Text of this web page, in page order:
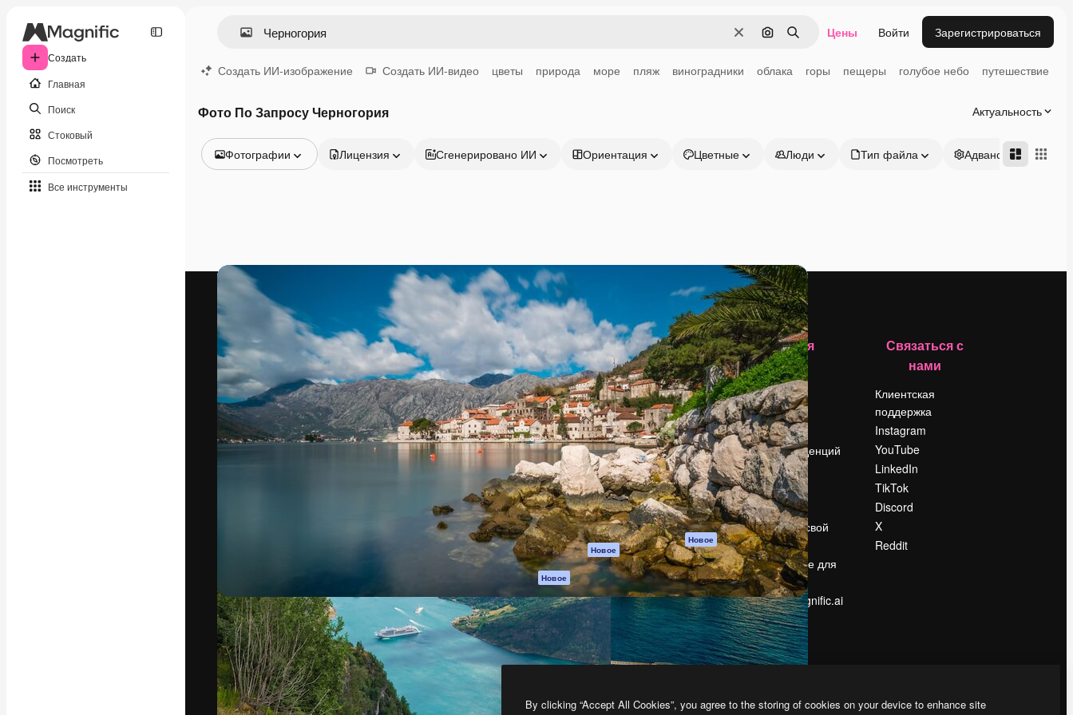
Создать
Главная
Поиск
Стоковый
Посмотреть
Все инструменты
ОчиститьПоиск по изображению
Поиск Цены Войти Зарегистрироваться
Создать ИИ-изображение Создать ИИ-видео цветы природа море пляж виноградники облака горы пещеры голубое небо путешествие
Фото По Запросу Черногория Актуальность
Фотографии
Видео
Видеоролик
Моушн-дизайн
Видеошаблоны
Иконки
3D-модели
Шрифты
Лицензия Сгенерировано ИИ Ориентация Цветные Люди Тип файла Адвансд
Креативная платформа для создания
ваших лучших работ. Более 1 миллиона
подписчиков среди креаторов,
предприятий, агентств и студий.
Pусский
Продукция
Spaces
ИИ-помощник
Генератор
изображений ИИ
Генератор видео
ИИ
Генератор голоса
на основе ИИ
Стоковый контент
MCP для
Claude/ChatGPT
Новое
Агенты Новое
API
Мобильное
приложение
Все инструменты
Magnific
Начать
Academy
Документация по
Пакету ИИ
Служба
поддержки
Условия и
положения
Политика
конфиденциальности
Оригиналы Новое
Политика файлов
cookie
Центр доверия
Партнеры
Предприятие
Компания
Цены
О нас
Reviews
Вакансии
Поиск тенденций
Блог
События
Slidesgo
Продайте свой
контент
Помещение для
прессы
Ищете magnific.ai
Связаться с
нами
Клиентская
поддержка
Instagram
YouTube
LinkedIn
TikTok
Discord
X
Reddit
By clicking “Accept All Cookies”, you agree to the storing of cookies on your device to enhance site